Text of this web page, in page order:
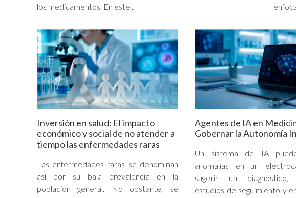
los medicamentos. En este...
Inversión en salud: El impacto
económico y social de no atender a
tiempo las enfermedades raras
Las enfermedades raras se denominan
así por su baja prevalencia en la
población general. No obstante, se
Agentes de IA en
Gobernar la Autonomía
Un sistema de IA
anomalías en un
sugerir un diagnóstico,
estudios de seguimiento y